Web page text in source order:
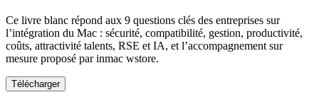
Ce livre blanc répond aux 9 questions clés des entreprises sur
l’intégration du Mac : sécurité, compatibilité, gestion, productivité,
coûts, attractivité talents, RSE et IA, et l’accompagnement sur
mesure proposé par inmac wstore.